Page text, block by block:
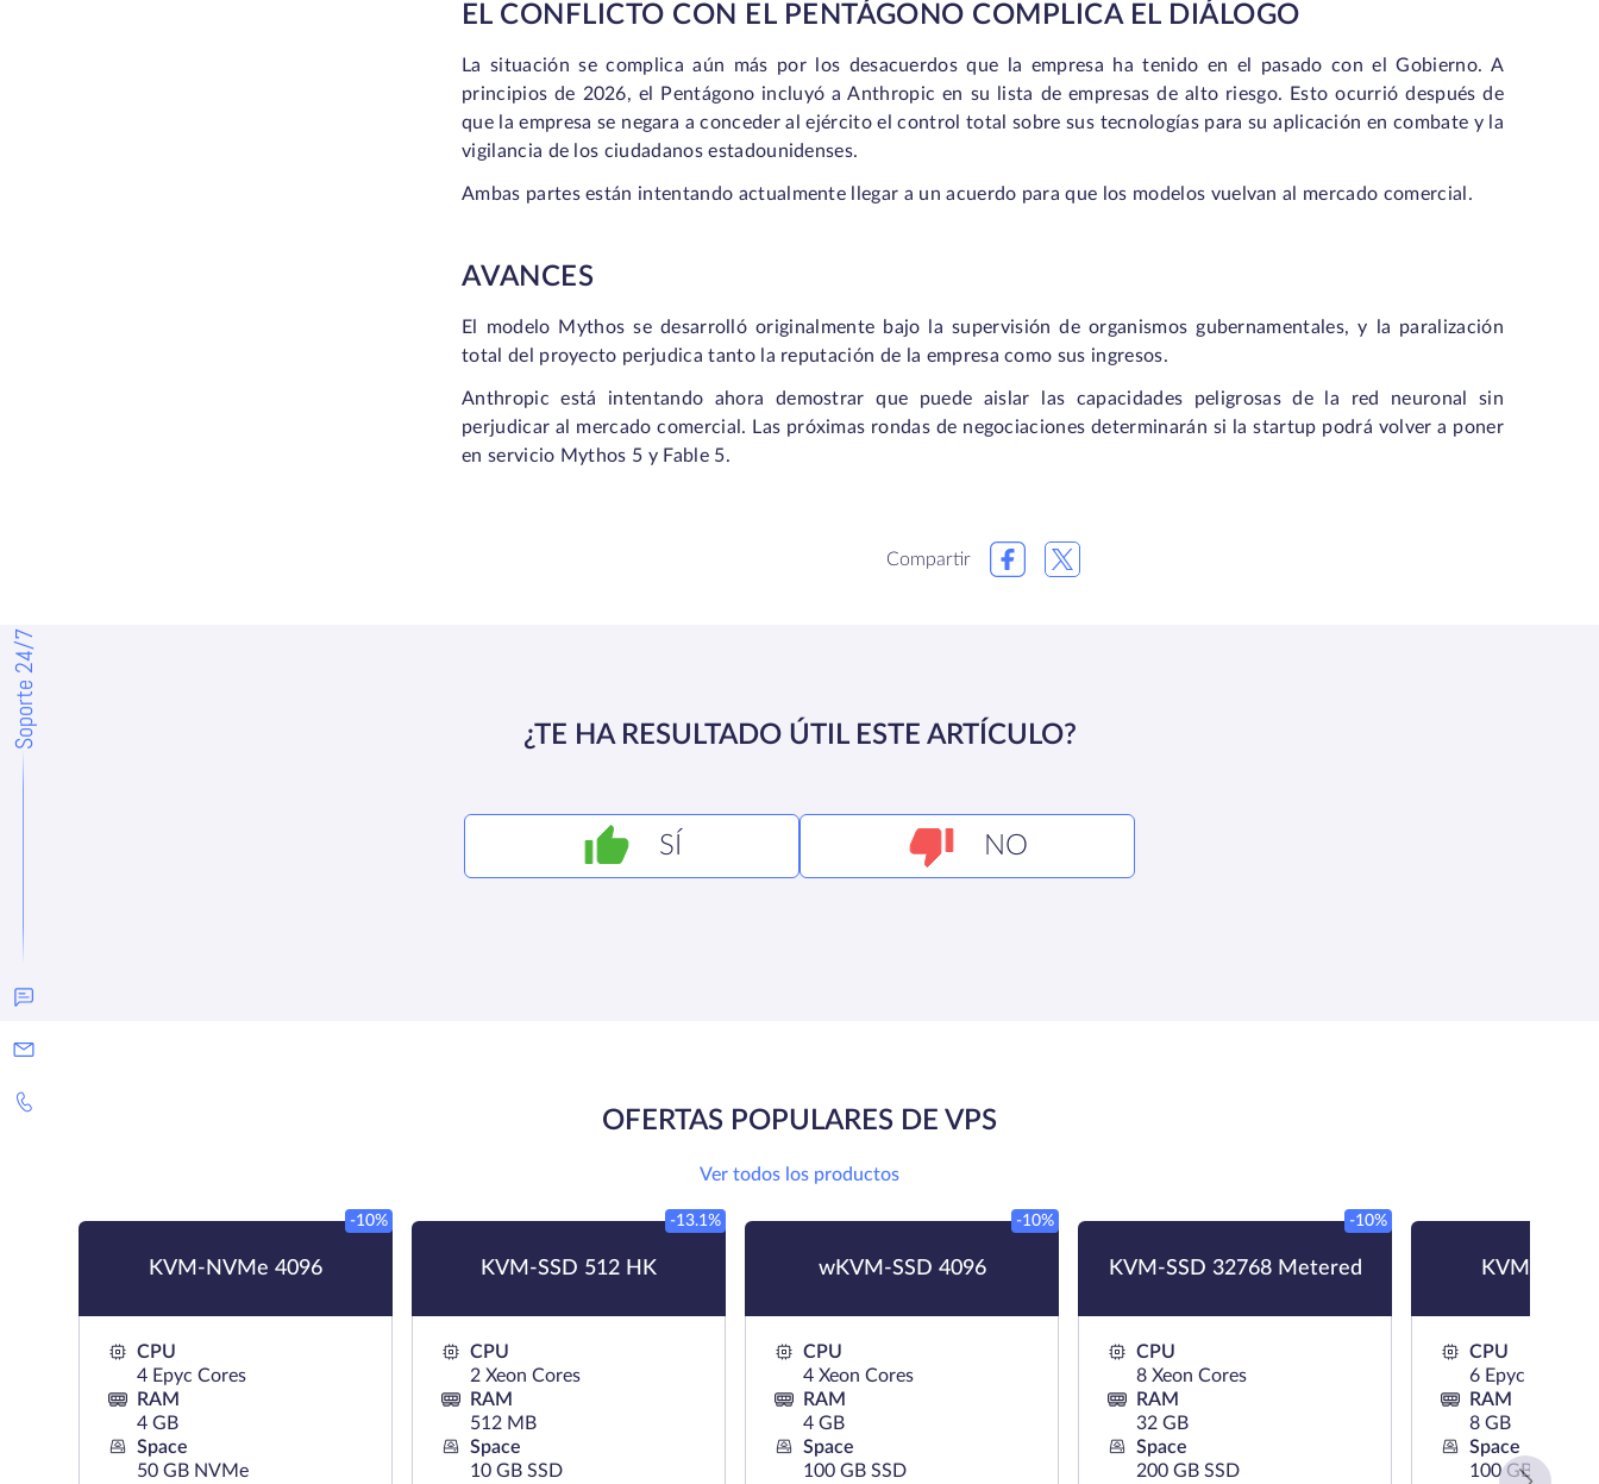
Soporte 24/7
EL CONFLICTO CON EL PENTÁGONO COMPLICA EL DIÁLOGO
La situación se complica aún más por los desacuerdos que la empresa ha tenido en el pasado con el Gobierno. A
principios de 2026, el Pentágono incluyó a Anthropic en su lista de empresas de alto riesgo. Esto ocurrió después de
que la empresa se negara a conceder al ejército el control total sobre sus tecnologías para su aplicación en combate y la
vigilancia de los ciudadanos estadounidenses.
Ambas partes están intentando actualmente llegar a un acuerdo para que los modelos vuelvan al mercado comercial.
AVANCES
El modelo Mythos se desarrolló originalmente bajo la supervisión de organismos gubernamentales, y la paralización
total del proyecto perjudica tanto la reputación de la empresa como sus ingresos.
Anthropic está intentando ahora demostrar que puede aislar las capacidades peligrosas de la red neuronal sin
perjudicar al mercado comercial. Las próximas rondas de negociaciones determinarán si la startup podrá volver a poner
en servicio Mythos 5 y Fable 5.
Compartir
¿TE HA RESULTADO ÚTIL ESTE ARTÍCULO?
SÍ NO
OFERTAS POPULARES DE VPS
Ver todos los productos
KVM-NVMe 4096
-10%
CPU
4 Epyc Cores
RAM
4 GB
Space
50 GB NVMe
KVM-SSD 512 HK
-13.1%
CPU
2 Xeon Cores
RAM
512 MB
Space
10 GB SSD
wKVM-SSD 4096
-10%
CPU
4 Xeon Cores
RAM
4 GB
Space
100 GB SSD
KVM-SSD 32768 Metered
-10%
CPU
8 Xeon Cores
RAM
32 GB
Space
200 GB SSD
KVM-
CPU
6 Epyc Cores
RAM
8 GB
Space
100 GB NVMe